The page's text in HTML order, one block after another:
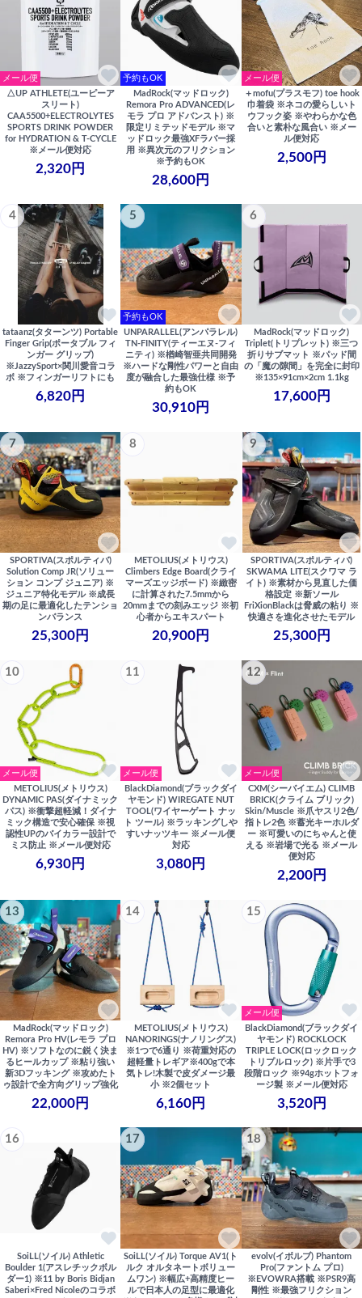
メール便
△UP ATHLETE(ユーピーア
スリート)
CAA5500+ELECTROLYTES
SPORTS DRINK POWDER
for HYDRATION & T-CYCLE
※メール便対応
2,320円
予約もOK
MadRock(マッドロック)
Remora Pro ADVANCED(レ
モラ プロ アドバンスト) ※
限定リミテッドモデル ※マ
ッドロック最強XFラバー採
用 ※異次元のフリクション
※予約もOK
28,600円
メール便
＋mofu(プラスモフ) toe hook
巾着袋 ※ネコの愛らしいト
ウフック姿 ※やわらかな色
合いと素朴な風合い ※メー
ル便対応
2,500円
4
tataanz(タターンツ) Portable
Finger Grip(ポータブル フィ
ンガー グリップ)
※JazzySport×関川愛音コラ
ボ ※フィンガーリフトにも
6,820円
5
予約もOK
UNPARALLEL(アンパラレル)
TN-FINITY(ティーエヌ-フィ
ニティ) ※楢崎智亜共同開発
※ハードな剛性パワーと自由
度が融合した最強仕様 ※予
約もOK
30,910円
6
MadRock(マッドロック)
Triplet(トリプレット) ※三つ
折りサブマット ※パッド間
の「魔の隙間」を完全に封印
※135×91cm×2cm 1.1kg
17,600円
7
SPORTIVA(スポルティバ)
Solution Comp JR(ソリュー
ション コンプ ジュニア) ※
ジュニア特化モデル ※成長
期の足に最適化したテンショ
ンバランス
25,300円
8
METOLIUS(メトリウス)
Climbers Edge Board(クライ
マーズエッジボード) ※緻密
に計算された7.5mmから
20mmまでの刻みエッジ ※初
心者からエキスパート
20,900円
9
SPORTIVA(スポルティバ)
SKWAMA LITE(スクワマ ラ
イト) ※素材から見直した価
格設定 ※新ソール
FriXionBlackは脅威の粘り ※
快適さを進化させたモデル
25,300円
10
メール便
METOLIUS(メトリウス)
DYNAMIC PAS(ダイナミック
パス) ※衝撃超軽減！ダイナ
ミック構造で安心確保 ※視
認性UPのバイカラー設計で
ミス防止 ※メール便対応
6,930円
11
メール便
BlackDiamond(ブラックダイ
ヤモンド) WIREGATE NUT
TOOL(ワイヤーゲート ナッ
ト ツール) ※ラッキングしや
すいナッツキー ※メール便
対応
3,080円
12
メール便
CXM(シーバイエム) CLIMB
BRICK(クライム ブリック)
Skin/Muscle ※爪ヤスリ2色/
指トレ2色 ※蓄光キーホルダ
ー ※可愛いのにちゃんと使
える ※岩場で光る ※メール
便対応
2,200円
13
MadRock(マッドロック)
Remora Pro HV(レモラ プロ
HV) ※ソフトなのに鋭く決ま
るヒールカップ ※粘り強い
新3Dフッキング ※攻めたト
ゥ設計で全方向グリップ強化
22,000円
14
METOLIUS(メトリウス)
NANORINGS(ナノリングス)
※1つで6通り ※荷重対応の
超軽量トレギア※400gで本
気トレ!木製で皮ダメージ最
小 ※2個セット
6,160円
15
メール便
BlackDiamond(ブラックダイ
ヤモンド) ROCKLOCK
TRIPLE LOCK(ロックロック
トリプルロック) ※片手で3
段階ロック ※94gホットフォ
ージ製 ※メール便対応
3,520円
16
SoiLL(ソイル) Athletic
Boulder 1(アスレチックボル
ダー1) ※11 by Boris Bidjan
Saberi×Fred Nicoleのコラボ
17
SoiLL(ソイル) Torque AV1(ト
ルク オルタネートボリュー
ムワン) ※幅広+高精度ヒー
ルで日本人の足型に最適化
18
evolv(イボルブ) Phantom
Pro(ファントム プロ)
※EVOWRA搭載 ※PSR9高
剛性 ※最強フリクション